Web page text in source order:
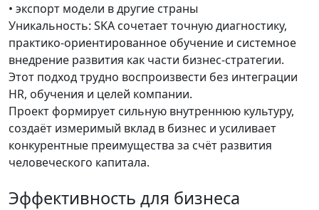
• экспорт модели в другие страны
Уникальность: SKA сочетает точную диагностику,
практико-ориентированное обучение и системное
внедрение развития как части бизнес-стратегии.
Этот подход трудно воспроизвести без интеграции
HR, обучения и целей компании.
Проект формирует сильную внутреннюю культуру,
создаёт измеримый вклад в бизнес и усиливает
конкурентные преимущества за счёт развития
человеческого капитала.
Эффективность для бизнеса